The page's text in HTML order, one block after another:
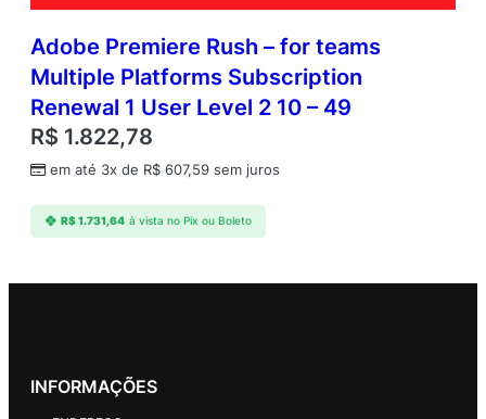
Adobe Premiere Rush – for teams
Multiple Platforms Subscription
Renewal 1 User Level 2 10 – 49
R$ 1.822,78
em até 3x de R$ 607,59 sem juros
R$1.731,64 à vista no Pix ou Boleto
INFORMAÇÕES